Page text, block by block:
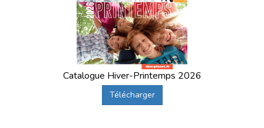
Catalogue Hiver-Printemps 2026
Télécharger